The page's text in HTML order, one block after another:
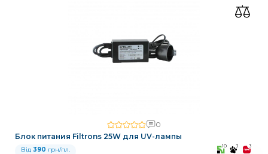
0
Блок питания Filtrons 25W для UV-лампы
Від 390 грн/пл. 10 3 3